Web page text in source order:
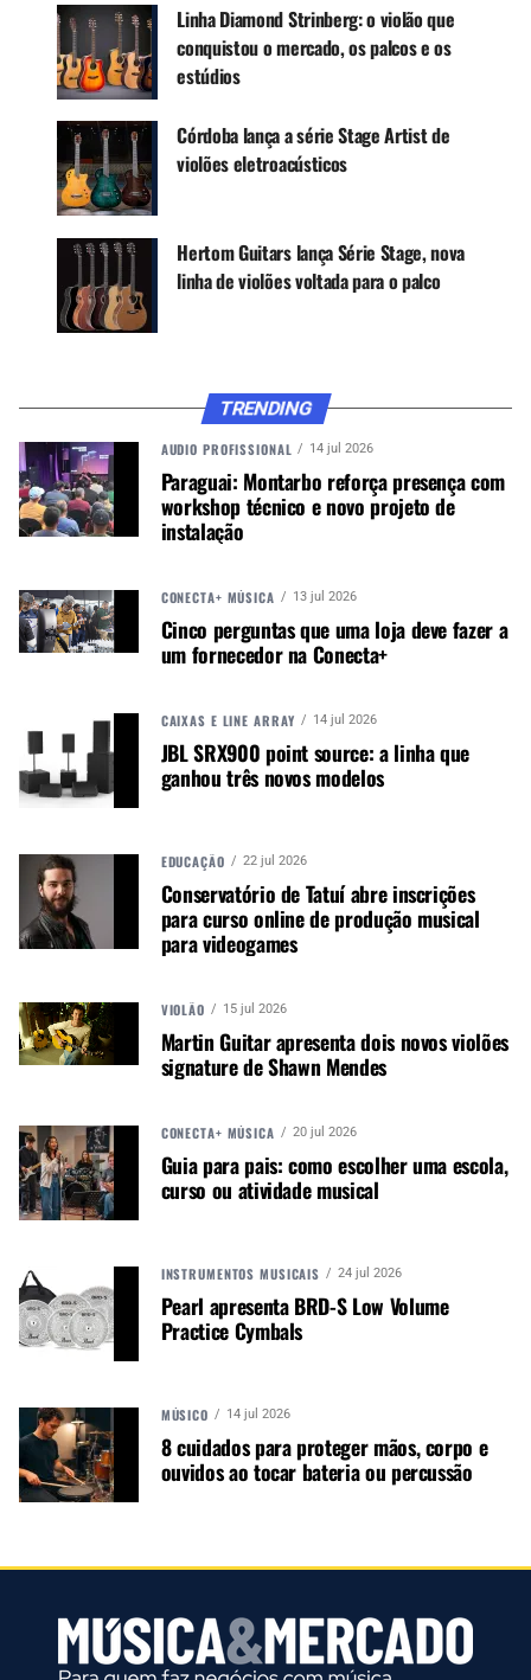
Características:
Modelo: Violão Aço
Categoria: Eletroacústico
Shape: Flat
Tampo: Linden
Faixa e fundo: Linden
Braço: Catalpa com Tensor Bi-Direcional
Tarraxas: Clássicas Niqueladas 3+3
Acabamento: Verniz brilhante
Cores: Natural (N)
www.giannini.com.br
Música &amp; Mercado é uma
publicação empenhada em
promover e divulgar o mercado e
iluminação e instrumentos
musicais. Nós amamos o que
fazemos.
A MÚSICA & MERCADO ESTÁ NO WHATSAPP!
Noticias que ajudam seu trabalho com a música.
TÓPICOS RELACIONADOS: AÇO
ELETROACÚSTICO
GIANNINI
VIOLAO
EAV010, encordoamento para violão aço da iBox
Linha Diamond Strinberg: o violão que
conquistou o mercado, os palcos e os
estúdios
Córdoba lança a série Stage Artist de
violões eletroacústicos
Hertom Guitars lança Série Stage, nova
linha de violões voltada para o palco
TRENDING
AUDIO PROFISSIONAL 14 jul 2026
Paraguai: Montarbo reforça presença com
workshop técnico e novo projeto de
instalação
CONECTA+ MÚSICA 13 jul 2026
Cinco perguntas que uma loja deve fazer a
um fornecedor na Conecta+
CAIXAS E LINE ARRAY 14 jul 2026
JBL SRX900 point source: a linha que
ganhou três novos modelos
EDUCAÇÃO 22 jul 2026
Conservatório de Tatuí abre inscrições
para curso online de produção musical
para videogames
VIOLÃO 15 jul 2026
Martin Guitar apresenta dois novos violões
signature de Shawn Mendes
CONECTA+ MÚSICA 20 jul 2026
Guia para pais: como escolher uma escola,
curso ou atividade musical
INSTRUMENTOS MUSICAIS 24 jul 2026
Pearl apresenta BRD-S Low Volume
Practice Cymbals
MÚSICO 14 jul 2026
8 cuidados para proteger mãos, corpo e
ouvidos ao tocar bateria ou percussão